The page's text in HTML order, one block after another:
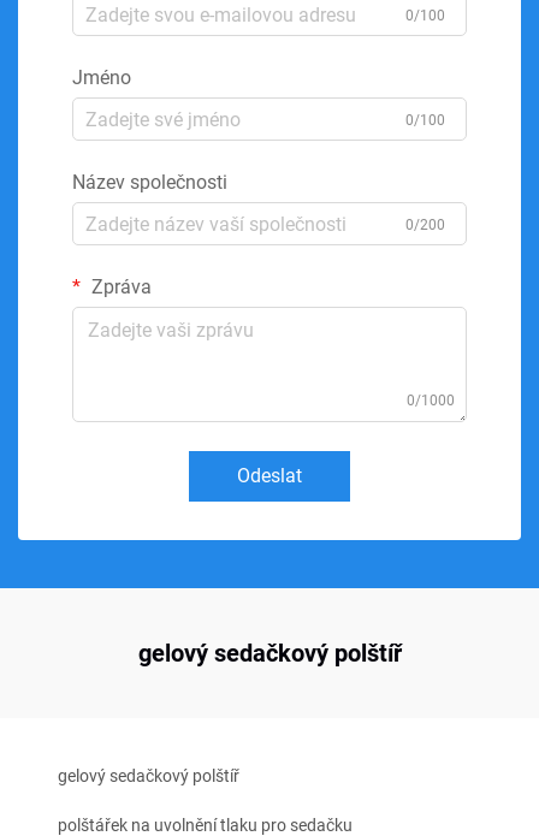
0/100
Jméno
0/100
Název společnosti
0/200
Zpráva
0/1000
Odeslat
gelový sedačkový polštíř
gelový sedačkový polštíř
polštářek na uvolnění tlaku pro sedačku